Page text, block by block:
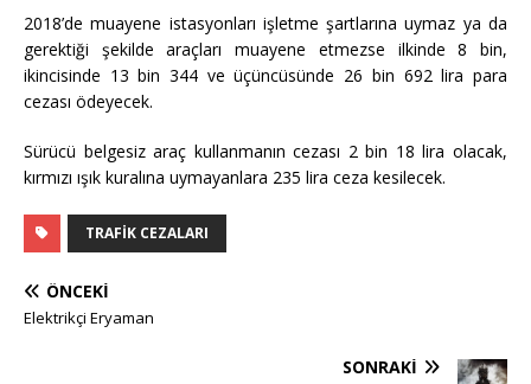
2018’de muayene istasyonları işletme şartlarına uymaz ya da
gerektiği şekilde araçları muayene etmezse ilkinde 8 bin,
ikincisinde 13 bin 344 ve üçüncüsünde 26 bin 692 lira para
cezası ödeyecek.
Sürücü belgesiz araç kullanmanın cezası 2 bin 18 lira olacak,
kırmızı ışık kuralına uymayanlara 235 lira ceza kesilecek.
TRAFIK CEZALARI
ÖNCEKI
Elektrikçi Eryaman
SONRAKI